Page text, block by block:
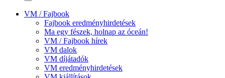
VM / Fajbook
Fajbook eredményhirdetések
Ma egy fészek, holnap az óceán!
VM / Fajbook hírek
VM dalok
VM díjátadók
VM eredményhirdetések